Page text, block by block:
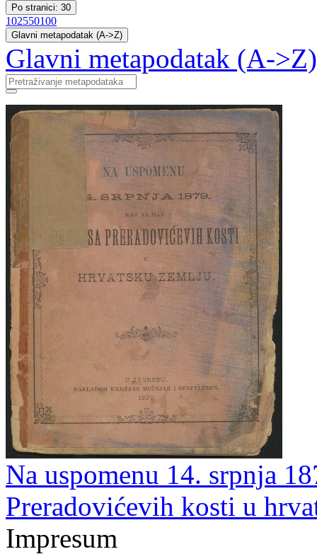
Po stranici: 30
102550100
Glavni metapodatak (A->Z)
Glavni metapodatak (A->Z)
Na uspomenu 14. srpnja
Preradovićevih kosti u
Impresum